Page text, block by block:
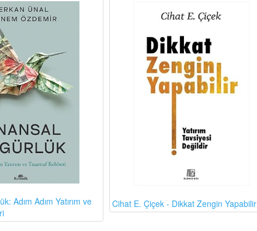
Adım Adım Yatırım ve
Cihat E. Çiçek - Dikkat Zengin Yapabilir